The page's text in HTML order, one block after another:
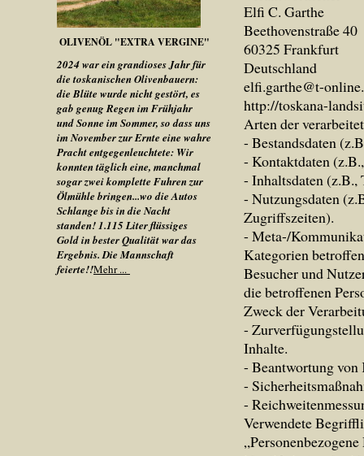
OLIVENÖL "EXTRA VERGINE"
2024 war ein grandioses Jahr für
die toskanischen Olivenbauern:
die Blüte wurde nicht gestört, es
gab genug Regen im Frühjahr
und Sonne im Sommer, so dass uns
im November zur Ernte eine wahre
Pracht entgegenleuchtete: Wir
konnten täglich eine, manchmal
sogar zwei komplette Fuhren zur
Ölmühle bringen...wo die Autos
Schlange bis in die Nacht
standen! 1.115 Liter flüssiges
Gold in bester Qualität war das
Ergebnis. Die Mannschaft
feierte!!Mehr ...
Elfi C. Garthe
Beethovenstraße 40
60325 Frankfurt
Deutschland
elfi.garthe@t-
http://toskana-
Arten der
- Bestandsdaten
- Kontaktdaten
- Inhaltsdaten (z.B.,
- Nutzungsdaten
Zugriffszeiten).
- Meta-/
Kategorien
Besucher und
die betroffenen
Zweck der
-
Inhalte.
- Beantwortung
-
-
Verwendete